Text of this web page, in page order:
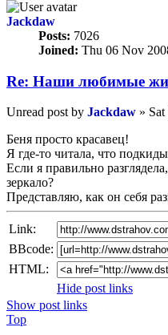
Jackdaw
Posts: 7026
Joined: Thu 06 Nov
Re: Наши любимые
Unread post by Jackdaw »
Беня просто красавец!
Я где-то читала, что
Если я правильно
зеркало?
Представляю, как он себя
Link:
BBcode:
HTML:
Hide post links
Show post links
Top